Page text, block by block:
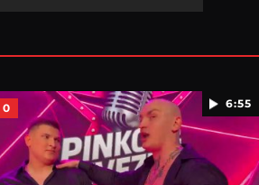
6:55
0